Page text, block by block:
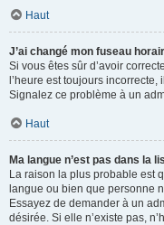
Haut
J’ai changé mon fuseau
Si vous êtes sûr d’avoir
l’heure est toujours
Signalez ce problème à un
Haut
Ma langue n’est pas dans la
La raison la plus probable est
langue ou bien que personne
Essayez de demander à un
désirée. Si elle n’existe pas,